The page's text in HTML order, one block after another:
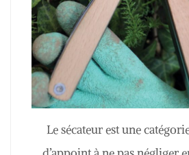
Le sécateur est une